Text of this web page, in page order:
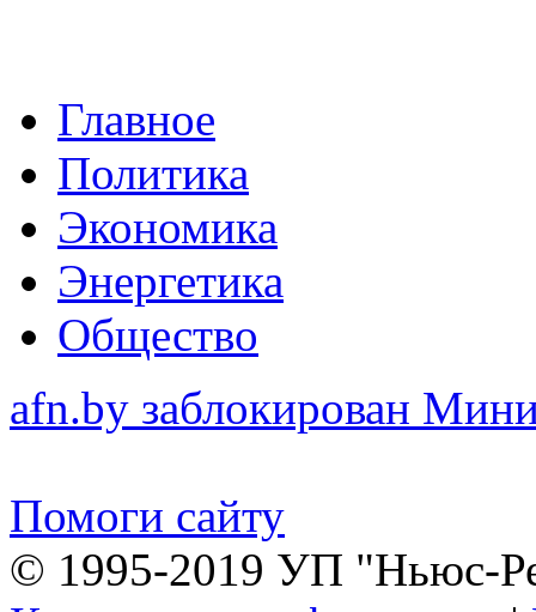
Главное
Политика
Экономика
Энергетика
Общество
afn.by заблокирован
Помоги сайту
© 1995-2019 УП "Ньюс-